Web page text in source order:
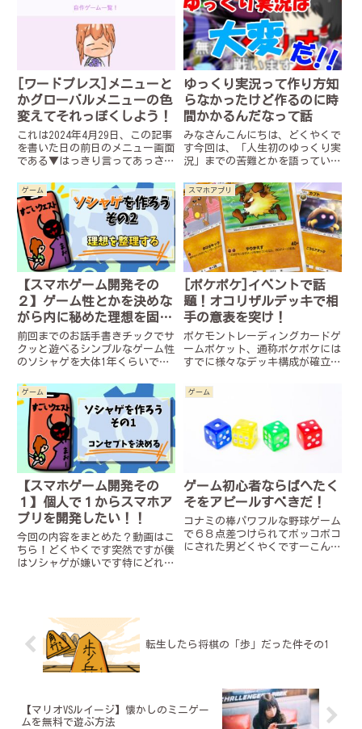
[ワードプレス]メニューと
かグローバルメニューの色
変えてそれっぽくしよう！
これは2024年4月29日、この記事
を書いた日の前日のメニュー画面
である▼はっきり言ってあっさり
の問題はここからの下の白いスペ
ースをよーく見て欲しい…あれ…
拡大したらなんかうっすら文字が
見えるよーなそう!この謎...
ゆっくり実況って作り方知
らなかったけど作るのに時
間かかるんだなって話
みなさんこんにちは、どくやくで
す今回は、「人生初のゆっくり実
況」までの苦難とかを語っていき
んかかるし難しいんだぜ……奥が
深いんだぜ……！序章 YMM４ゆ
っくり実況専用の超便利ツールが
ありました。ゆっくりムービ
ー...
ゲーム
【スマホゲーム開発その
２】ゲーム性とかを決めな
がら内に秘めた理想を固め
ろ！！
前回までのお話手書きチックでサ
クッと遊べるシンプルなゲーム性
のソシャゲを大体1年くらいで作
今回の内容をまとめそこねた動画
はこちらどくやくです。早速です
がソシャゲ開発シリーズ第二回目
でついに、ソシャゲ完成しまし
た...
スマホアプリ
[ポケポケ]イベントで話
題！オコリザルデッキで相
手の意表を突け！
ポケモントレーディングカードゲ
ームポケット、通称ポケポケには
すでに様々なデッキ構成が確立さ
ウexデッキやスターミーexデッ
強いみたいですね本当にそう
だ...
ゲーム
【スマホゲーム開発その
１】個人で１からスマホア
プリを開発したい！！
今回の内容をまとめた？動画はこ
ちら！どくやくです突然ですが僕
はソシャゲが嫌いです特にどれだ
ソシャゲが嫌いです。滅びれば
い...
ゲーム
ゲーム初心者ならばへたく
そをアピールすべきだ！
コナミの棒パワフルな野球ゲーム
で６８点差つけられてボッコボコ
にされた男どくやくですーこんな
転生したら将棋の「歩」だった件その1
【マリオVSルイージ】懐かしのミニゲー
ムを無料で遊ぶ方法